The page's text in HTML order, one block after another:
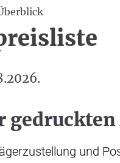
gedruckten
und